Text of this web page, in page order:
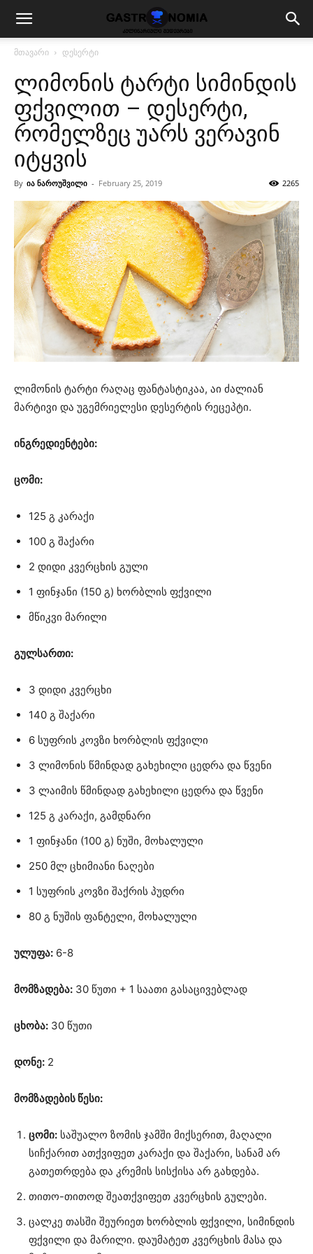
მთავარი დესერტი
ლიმონის ტარტი სიმინდის
ფქვილით – დესერტი,
რომელზეც უარს ვერავინ
იტყვის
By ია ნაროუშვილი - February 25, 2019 2265
ლიმონის ტარტი რაღაც ფანტასტიკაა, აი ძალიან
მარტივი და უგემრიელესი დესერტის რეცეპტი.
ინგრედიენტები:
ცომი:
125 გ კარაქი
100 გ შაქარი
2 დიდი კვერცხის გული
1 ფინჯანი (150 გ) ხორბლის ფქვილი
მწიკვი მარილი
გულსართი:
3 დიდი კვერცხი
140 გ შაქარი
6 სუფრის კოვზი ხორბლის ფქვილი
3 ლიმონის წმინდად გახეხილი ცედრა და წვენი
3 ლაიმის წმინდად გახეხილი ცედრა და წვენი
125 გ კარაქი, გამდნარი
1 ფინჯანი (100 გ) ნუში, მოხალული
250 მლ ცხიმიანი ნაღები
1 სუფრის კოვზი შაქრის პუდრი
80 გ ნუშის ფანტელი, მოხალული
ულუფა: 6-8
მომზადება: 30 წუთი + 1 საათი გასაცივებლად
ცხობა: 30 წუთი
დონე: 2
მომზადების წესი:
ცომი: საშუალო ზომის ჯამში მიქსერით, მაღალი
სიჩქარით ათქვიფეთ კარაქი და შაქარი, სანამ არ
გათეთრდება და კრემის სისქისა არ გახდება.
თითო-თითოდ შეათქვიფეთ კვერცხის გულები.
ცალკე თასში შეურიეთ ხორბლის ფქვილი, სიმინდის
ფქვილი და მარილი. დაუმატეთ კვერცხის მასა და